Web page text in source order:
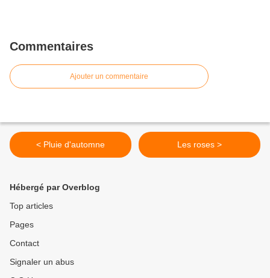
Commentaires
Ajouter un commentaire
< Pluie d'automne Les roses >
Hébergé par Overblog
Top articles
Pages
Contact
Signaler un abus